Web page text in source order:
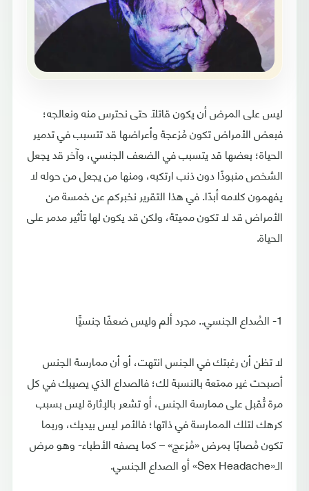
ليس على المرض أن يكون قاتلًا حتى نحترس منه ونعالجه؛
فبعض الأمراض تكون مُزعجة وأعراضها قد تتسبب في تدمير
الحياة؛ بعضها قد يتسبب في الضعف الجنسي، وآخر قد يجعل
الشخص منبوذًا دون ذنب ارتكبه، ومنها من يجعل من حوله لا
يفهمون كلامه أبدًا. في هذا التقرير نخبركم عن خمسة من
الأمراض قد لا تكون مميتة، ولكن قد يكون لها تأثير مدمر على
الحياة.
1- الصُداع الجنسي.. مجرد ألم وليس ضعفًا جنسيًّا
لا تظن أن رغبتك في الجنس انتهت، أو أن ممارسة الجنس
أصبحت غير ممتعة بالنسبة لك؛ فالصداع الذي يصيبك في كل
مرة تُقبل على ممارسة الجنس، أو تشعر بالإثارة ليس بسبب
كرهك لتلك الممارسة في ذاتها؛ فالأمر ليس بيديك، وربما
تكون مُصابًا بمرض «مُزعج» – كما يصفه الأطباء- وهو مرض
الـ«Sex Headache» أو الصداع الجنسي.